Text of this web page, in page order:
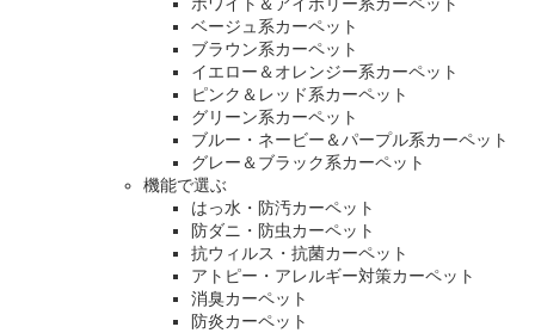
ホワイト＆アイボリー系カーペット
ベージュ系カーペット
ブラウン系カーペット
イエロー＆オレンジー系カーペット
ピンク＆レッド系カーペット
グリーン系カーペット
ブルー・ネービー＆パープル系カーペット
グレー＆ブラック系カーペット
機能で選ぶ
はっ水・防汚カーペット
防ダニ・防虫カーペット
抗ウィルス・抗菌カーペット
アトピー・アレルギー対策カーペット
消臭カーペット
防炎カーペット